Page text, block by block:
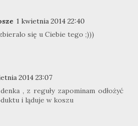
1 kwietnia 2014 22:40
się u Ciebie tego ;)))
2014 23:07
, z reguły zapominam odłożyć
i ląduje w koszu